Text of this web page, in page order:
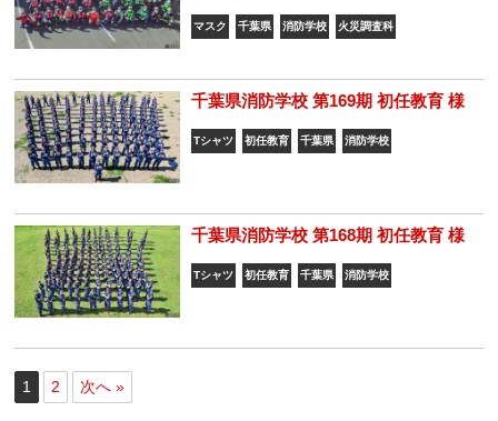
マスク 千葉県 消防学校 火災調査科
千葉県消防学校 第169期 初任教育 様
Tシャツ 初任教育 千葉県 消防学校
千葉県消防学校 第168期 初任教育 様
Tシャツ 初任教育 千葉県 消防学校
1 2 次へ »